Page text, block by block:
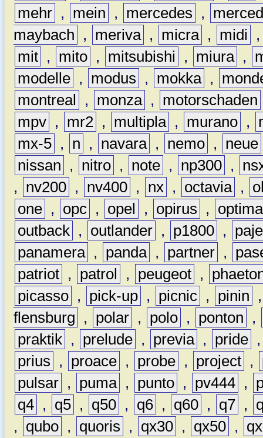
mehr , mein , mercedes ,
maybach
, meriva , micra , midi
mit , mito , mitsubishi , miura ,
modelle , modus , mokka ,
montreal
, monza , motorschaden
mpv , mr2 , multipla , murano ,
mx-5 , n , navara , nemo , neue
nissan
, nitro , note , np300 ,
,
nv200 , nv400 , nx , octavia ,
one , opc , opel , opirus ,
optima
outback , outlander , p1800 ,
panamera , panda , partner ,
patriot , patrol , peugeot ,
picasso , pick-up , picnic , pinin
flensburg
, polar , polo , ponton
,
praktik , prelude , previa , pride
prius
, proace , probe , project ,
pulsar , puma , punto , pv444 ,
q4 , q5 , q50 , q6 , q60 , q7 ,
,
qubo , quoris , qx30 , qx50 ,